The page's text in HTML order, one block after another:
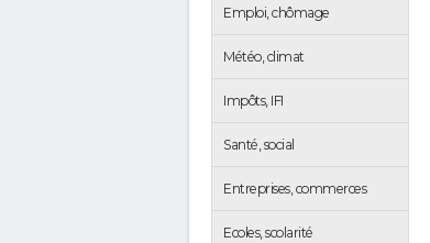
Emploi, chômage
Météo, climat
Impôts, IFI
Santé, social
Entreprises, commerces
Ecoles, scolarité